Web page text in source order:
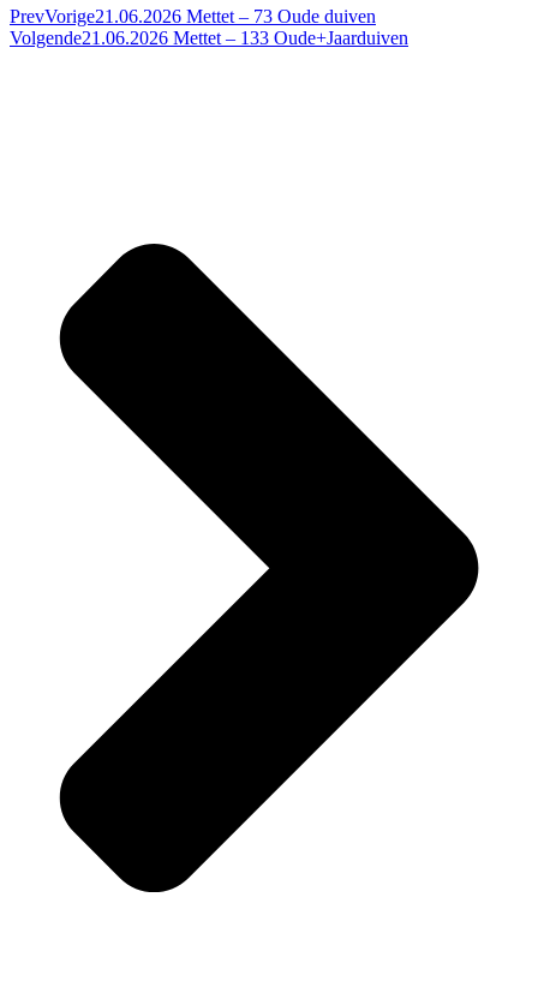
PrevVorige21.06.2026 Mettet – 73 Oude duiven
Volgende21.06.2026 Mettet – 133 Oude+Jaarduiven